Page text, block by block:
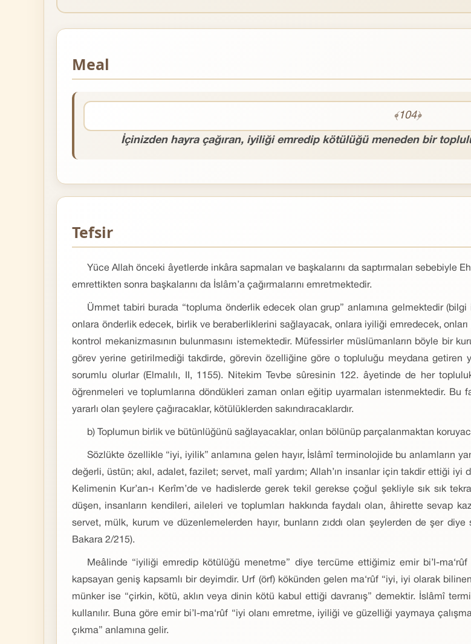
Meal
﴾104﴿
İçinizden hayra çağıran, iyiliği emredip kötülüğü meneden bir
Tefsir
Yüce Allah önceki âyetlerde inkâra sapmaları ve başkalarını da saptırmaları sebebiyle
emrettikten sonra başkalarını da İslâm’a çağırmalarını emretmektedir.
Ümmet tabiri burada “topluma önderlik edecek olan grup” anlamına gelmektedir
onlara önderlik edecek, birlik ve beraberliklerini sağlayacak, onlara iyiliği emredecek, onları
kontrol mekanizmasının bulunmasını istemektedir. Müfessirler müslümanların böyle bir
görev yerine getirilmediği takdirde, görevin özelliğine göre o topluluğu meydana getiren
sorumlu olurlar (Elmalılı, II, 1155). Nitekim Tevbe sûresinin 122. âyetinde de her
öğrenmeleri ve toplumlarına döndükleri zaman onları eğitip uyarmaları istenmektedir. Bu
yararlı olan şeylere çağıracaklar, kötülüklerden sakındıracaklardır.
b) Toplumun birlik ve bütünlüğünü sağlayacaklar, onları bölünüp parçalanmaktan
Sözlükte özellikle “iyi, iyilik” anlamına gelen hayır, İslâmî terminolojide bu anlamların
değerli, üstün; akıl, adalet, fazilet; servet, malî yardım; Allah’ın insanlar için takdir ettiği iyi
Kelimenin Kur’an-ı Kerîm’de ve hadislerde gerek tekil gerekse çoğul şekliyle sık sık
düşen, insanların kendileri, aileleri ve toplumları hakkında faydalı olan, âhirette sevap
servet, mülk, kurum ve düzenlemelerden hayır, bunların zıddı olan şeylerden de şer
Bakara 2/215).
Meâlinde “iyiliği emredip kötülüğü menetme” diye tercüme ettiğimiz emir bi’l-
kapsayan geniş kapsamlı bir deyimdir. Urf (örf) kökünden gelen ma‘rûf “iyi, iyi olarak
münker ise “çirkin, kötü, aklın veya dinin kötü kabul ettiği davranış” demektir. İslâmî
kullanılır. Buna göre emir bi’l-ma‘rûf “iyi olanı emretme, iyiliği ve güzelliği yaymaya
çıkma” anlamına gelir.